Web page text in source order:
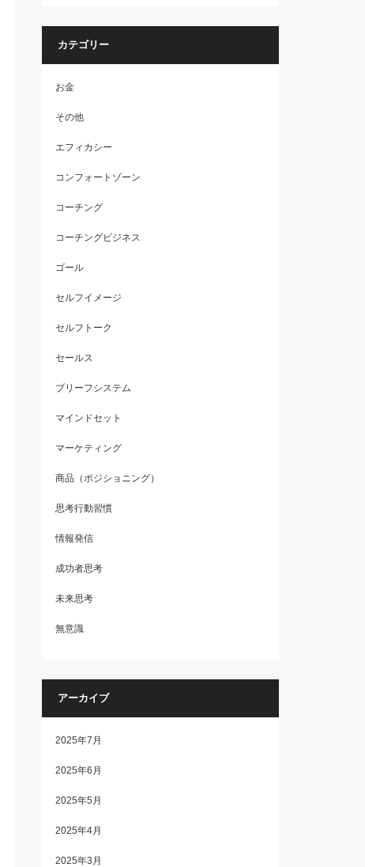
カテゴリー
お金
その他
エフィカシー
コンフォートゾーン
コーチング
コーチングビジネス
ゴール
セルフイメージ
セルフトーク
セールス
ブリーフシステム
マインドセット
マーケティング
商品（ポジショニング）
思考行動習慣
情報発信
成功者思考
未来思考
無意識
アーカイブ
2025年7月
2025年6月
2025年5月
2025年4月
2025年3月